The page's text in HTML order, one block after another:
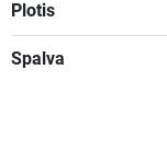
Plotis
Spalva